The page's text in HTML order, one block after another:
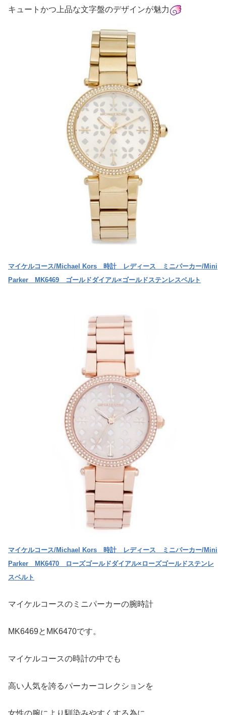
キュートかつ上品な文字盤のデザインが魅力
マイケルコース/Michael Kors 時計 レディース ミニパーカー/Mini
Parker MK6469 ゴールドダイアル×ゴールドステンレスベルト
マイケルコース/Michael Kors 時計 レディース ミニパーカー/Mini
Parker MK6470 ローズゴールドダイアル×ローズゴールドステンレ
スベルト
マイケルコースのミニパーカーの腕時計
MK6469とMK6470です。
マイケルコースの時計の中でも
高い人気を誇るパーカーコレクションを
女性の腕により馴染みやすくする為に